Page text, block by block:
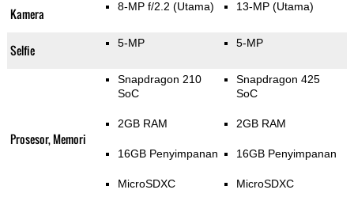
Kamera 8-MP f/2.2 (Utama) 13-MP (Utama)
Selfie 5-MP 5-MP
Prosesor, Memori
Snapdragon 210
SoC
2GB RAM
16GB Penyimpanan
MicroSDXC
Snapdragon 425
SoC
2GB RAM
16GB Penyimpanan
MicroSDXC